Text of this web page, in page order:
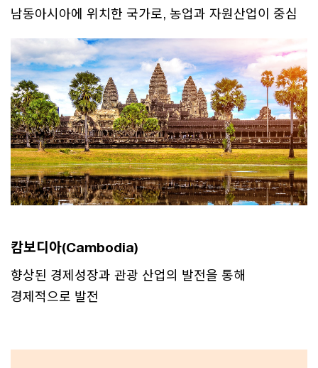
남동아시아에 위치한 국가로, 농업과 자원산업이 중심
캄보디아(Cambodia)
향상된 경제성장과 관광 산업의 발전을 통해
경제적으로 발전